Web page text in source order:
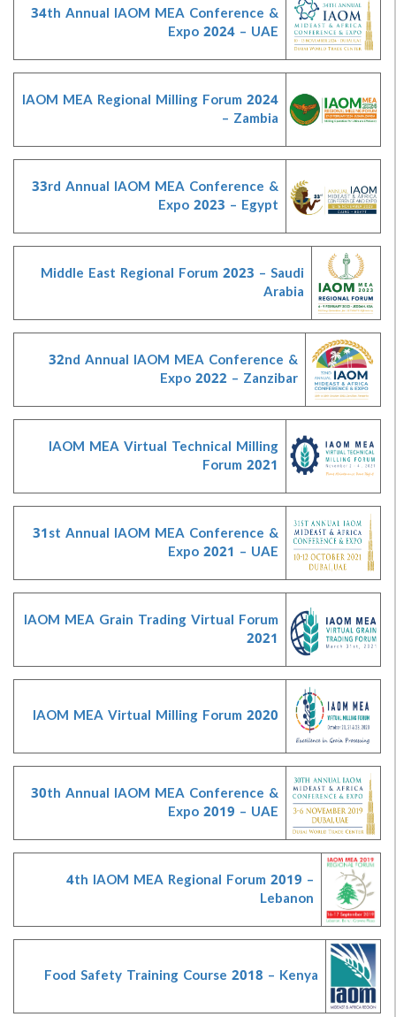
34th Annual IAOM MEA Conference &
Expo 2024 – UAE
IAOM MEA Regional Milling Forum 2024
– Zambia
33rd Annual IAOM MEA Conference &
Expo 2023 – Egypt
Middle East Regional Forum 2023 – Saudi
Arabia
32nd Annual IAOM MEA Conference &
Expo 2022 – Zanzibar
IAOM MEA Virtual Technical Milling
Forum 2021
31st Annual IAOM MEA Conference &
Expo 2021 – UAE
IAOM MEA Grain Trading Virtual Forum
2021
IAOM MEA Virtual Milling Forum 2020
30th Annual IAOM MEA Conference &
Expo 2019 – UAE
4th IAOM MEA Regional Forum 2019 –
Lebanon
Food Safety Training Course 2018 – Kenya